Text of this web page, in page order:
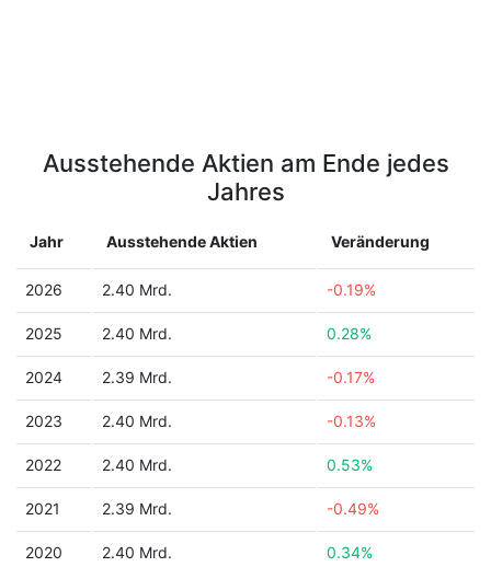
Ausstehende Aktien am Ende jedes
Jahres
Jahr Ausstehende Aktien Veränderung
2026 2.40 Mrd. -0.19%
2025 2.40 Mrd. 0.28%
2024 2.39 Mrd. -0.17%
2023 2.40 Mrd. -0.13%
2022 2.40 Mrd. 0.53%
2021 2.39 Mrd. -0.49%
2020 2.40 Mrd. 0.34%